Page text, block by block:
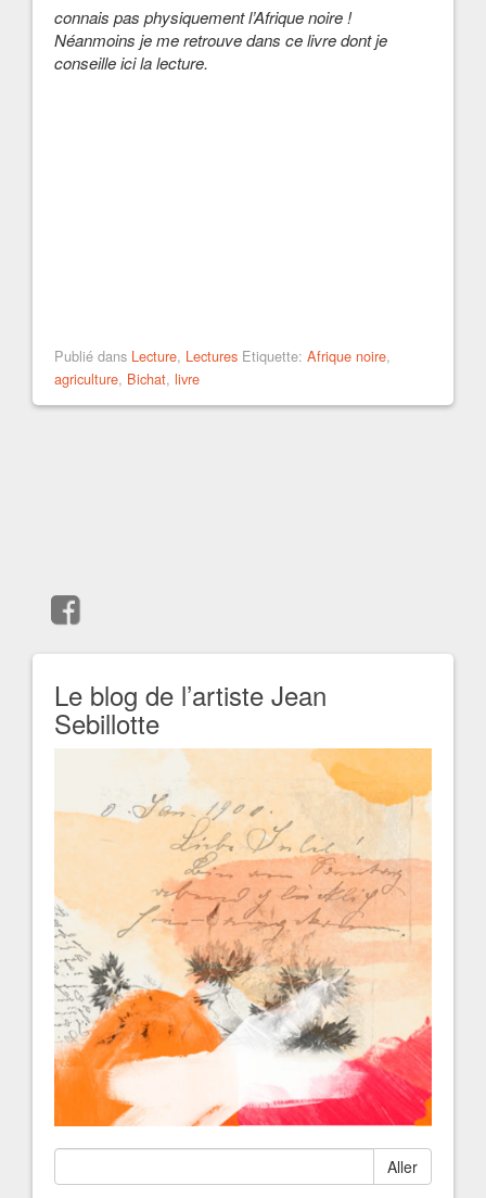
connais pas physiquement l’Afrique noire !
Néanmoins je me retrouve dans ce livre dont je
conseille ici la lecture.
Publié dans Lecture, Lectures Etiquette: Afrique noire,
agriculture, Bichat, livre
Le blog de l’artiste Jean
Sebillotte
Aller